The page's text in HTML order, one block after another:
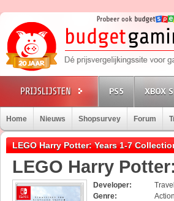
PS5 XBOX
Home Nieuws Shopsurvey Forum
LEGO Harry Potter: Years 1-7
LEGO Harry
Developer:
Genre: